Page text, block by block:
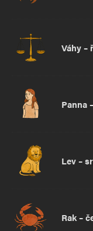
Váhy –
Panna
Lev –
Rak –